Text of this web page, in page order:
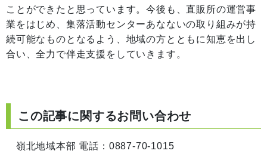
ことができたと思っています。今後も、直販所の運営事
業をはじめ、集落活動センターあなないの取り組みが持
続可能なものとなるよう、地域の方とともに知恵を出し
合い、全力で伴走支援をしていきます。
この記事に関するお問い合わせ
嶺北地域本部 電話：0887-70-1015